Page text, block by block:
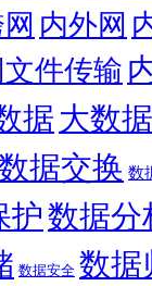
内外网
件传输
据大数
据交换 数
护数据分
数据安全 数据